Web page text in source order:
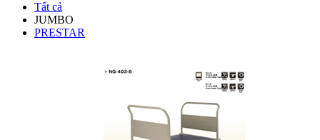
Tất cả
JUMBO
PRESTAR